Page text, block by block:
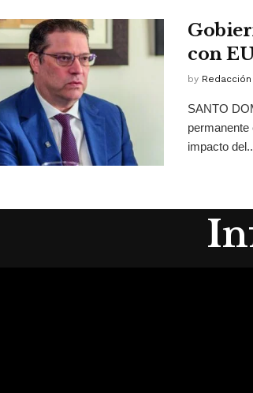
con
by Redacción
SANTO
impacto